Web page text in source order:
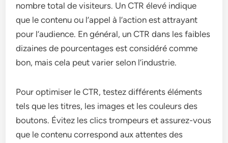
nombre total de visiteurs. Un CTR élevé indique
que le contenu ou l’appel à l’action est attrayant
pour l’audience. En général, un CTR dans les faibles
dizaines de pourcentages est considéré comme
bon, mais cela peut varier selon l’industrie.
Pour optimiser le CTR, testez différents éléments
tels que les titres, les images et les couleurs des
boutons. Évitez les clics trompeurs et assurez-vous
que le contenu correspond aux attentes des